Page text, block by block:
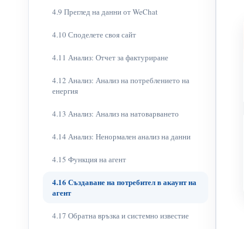
4.9 Преглед на данни от WeChat
4.10 Споделете своя сайт
4.11 Анализ: Отчет за фактуриране
4.12 Анализ: Анализ на потреблението на
енергия
4.13 Анализ: Анализ на натоварването
4.14 Анализ: Ненормален анализ на данни
4.15 Функция на агент
4.16 Създаване на потребител в акаунт на
агент
4.17 Обратна връзка и системно известие